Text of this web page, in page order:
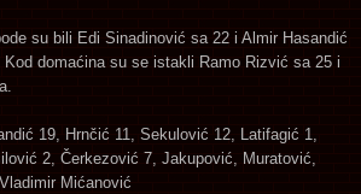
su bili Edi Sinadinović sa 22 i Almir Hasandić
domaćina su se istakli Ramo Rizvić sa 25 i
19, Hrnčić 11, Sekulović 12, Latifagić 1,
2, Čerkezović 7, Jakupović, Muratović,
Mićanović